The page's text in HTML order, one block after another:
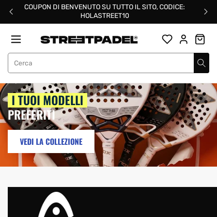
COUPON DI BENVENUTO SU TUTTO IL SITO, CODICE:
HOLASTREET10
Street Padel
I TUOI MODELLI
PREFERITI
VEDI LA COLLEZIONE